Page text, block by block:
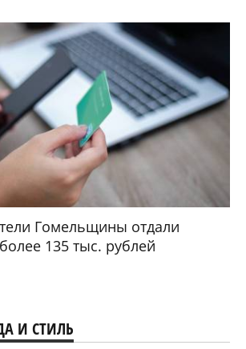
Гомельщины отдали
135 тыс. рублей
И СТИЛЬ